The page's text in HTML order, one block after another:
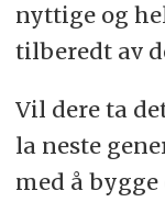
nyttige og
tilberedt av
Vil dere ta
la neste
med å